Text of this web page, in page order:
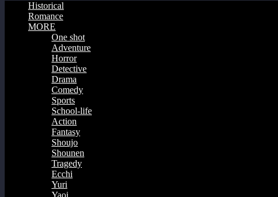
Historical
Romance
MORE
One shot
Adventure
Horror
Detective
Drama
Comedy
Sports
School-life
Action
Fantasy
Shoujo
Shounen
Tragedy
Ecchi
Yuri
Yaoi